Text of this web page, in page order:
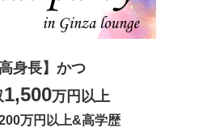
高身長】かつ
1,500万円以上
万円以上&高学歴